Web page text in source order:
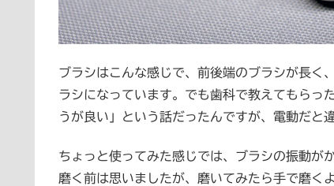
ブラシはこんな感じで、前後端のブラシが長く
ラシになっています。でも歯科で教えてもらっ
うが良い」という話だったんですが、電動だと
ちょっと使ってみた感じでは、ブラシの振動が
磨く前は思いましたが、磨いてみたら手で磨く